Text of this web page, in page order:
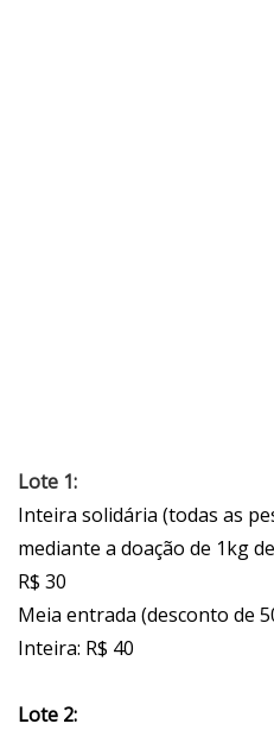
Lote 1:
Inteira solidária (todas as
mediante a doação de 1kg
R$ 30
Meia entrada (desconto de
Inteira: R$ 40
Lote 2: